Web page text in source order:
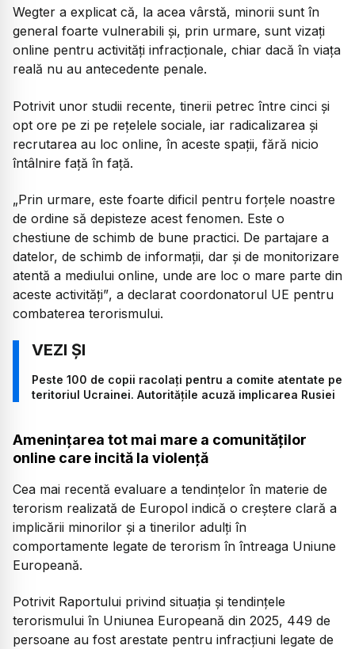
Wegter a explicat că, la acea vârstă, minorii sunt în
general foarte vulnerabili și, prin urmare, sunt vizați
online pentru activități infracționale, chiar dacă în viața
reală nu au antecedente penale.
Potrivit unor studii recente, tinerii petrec între cinci și
opt ore pe zi pe rețelele sociale, iar radicalizarea și
recrutarea au loc online, în aceste spații, fără nicio
întâlnire față în față.
„Prin urmare, este foarte dificil pentru forțele noastre
de ordine să depisteze acest fenomen. Este o
chestiune de schimb de bune practici. De partajare a
datelor, de schimb de informații, dar și de monitorizare
atentă a mediului online, unde are loc o mare parte din
aceste activități”, a declarat coordonatorul UE pentru
combaterea terorismului.
Peste 100 de copii racolați pentru a comite atentate pe
teritoriul Ucrainei. Autoritățile acuză implicarea Rusiei
Amenințarea tot mai mare a comunităților
online care incită la violență
Cea mai recentă evaluare a tendințelor în materie de
terorism realizată de Europol indică o creștere clară a
implicării minorilor și a tinerilor adulți în
comportamente legate de terorism în întreaga Uniune
Europeană.
Potrivit Raportului privind situația și tendințele
terorismului în Uniunea Europeană din 2025, 449 de
persoane au fost arestate pentru infracțiuni legate de